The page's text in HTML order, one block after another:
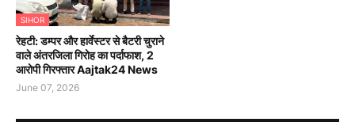
SIHOR
रेहटी: डम्पर और हार्वेस्टर से बैटरी चुराने
वाले अंतरजिला गिरोह का पर्दाफाश, 2
आरोपी गिरफ्तार Aajtak24 News
June 07, 2026